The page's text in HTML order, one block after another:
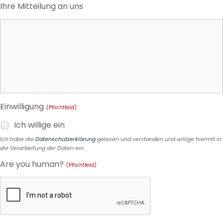
Ihre Mitteilung an uns
Einwilligung (Pflichtfeld)
Ich willige ein
Ich habe dieDatenschutzerklärunggelesen und verstanden und willige hiermit in
die Verarbeitung der Daten ein.
Are you human? (Pflichtfeld)